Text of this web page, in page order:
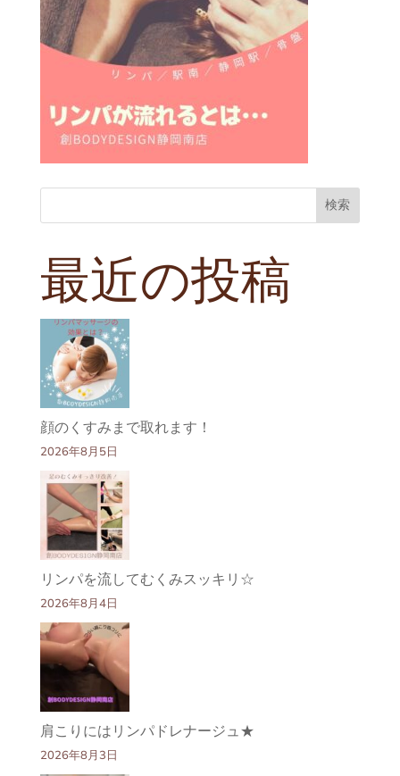
検索
最近の投稿
顔のくすみまで取れます！
2026年8月5日
リンパを流してむくみスッキリ☆
2026年8月4日
肩こりにはリンパドレナージュ★
2026年8月3日